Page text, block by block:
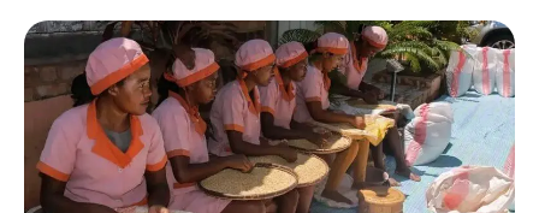
en
circulation,
l’État
annonce
des
mesures
strictes